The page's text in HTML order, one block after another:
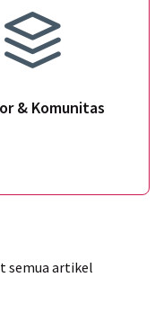
& Komunitas
semua artikel